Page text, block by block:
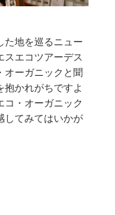
た地を巡るニュー
スエコツアーデス
オーガニックと聞
抱かれがちですよ
コ・オーガニック
してみてはいかが